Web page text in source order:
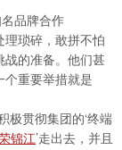
品牌合作
琐碎，敢拼不怕
战的准备。他们甚
重要举措就是
极贯彻集团的‘终端
锦江’走出去，并且